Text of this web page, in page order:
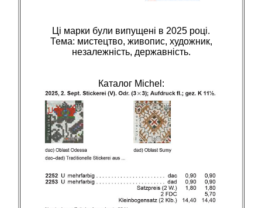
Ці марки були випущені в 2025 році.
Тема: мистецтво, живопис, художник,
незалежнiсть, державнiсть.
Каталог Michel: